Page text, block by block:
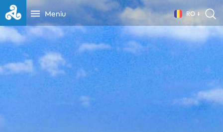
Meniu RO